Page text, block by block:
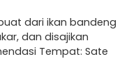
dari ikan bandeng
dan disajikan
Tempat: Sate